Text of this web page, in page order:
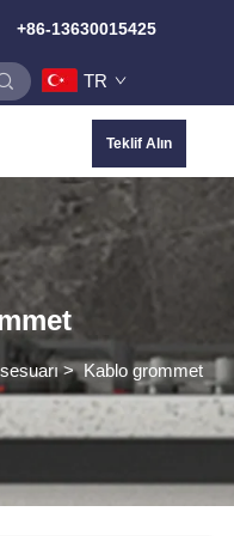
+86-13630015425
TR
Teklif Alın
> Kablo grommet